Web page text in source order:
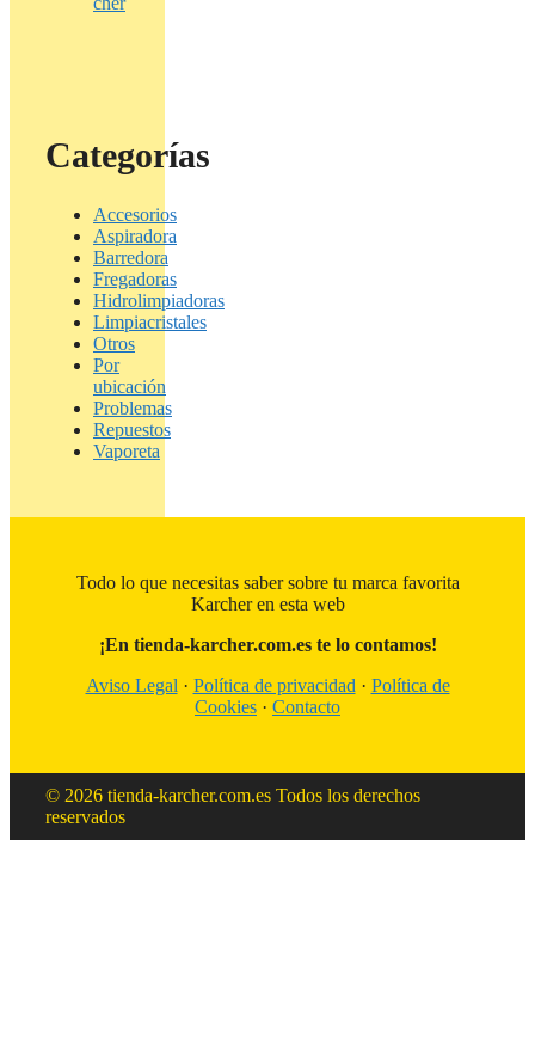
Categorías
Accesorios
Aspiradora
Barredora
Fregadoras
Hidrolimpiadoras
Limpiacristales
Otros
Por
ubicación
Problemas
Repuestos
Vaporeta
Todo lo que necesitas saber sobre tu marca favorita
Karcher en esta web
¡En tienda-karcher.com.es te lo contamos!
Aviso Legal · Política de privacidad · Política de
Cookies · Contacto
© 2026 tienda-karcher.com.es Todos los derechos
reservados